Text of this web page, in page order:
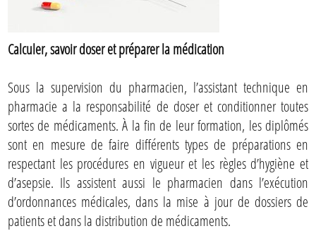
Calculer, savoir doser et préparer la médication
Sous la supervision du pharmacien, l’assistant technique en
pharmacie a la responsabilité de doser et conditionner toutes
sortes de médicaments. À la fin de leur formation, les diplômés
sont en mesure de faire différents types de préparations en
respectant les procédures en vigueur et les règles d’hygiène et
d’asepsie. Ils assistent aussi le pharmacien dans l’exécution
d’ordonnances médicales, dans la mise à jour de dossiers de
patients et dans la distribution de médicaments.